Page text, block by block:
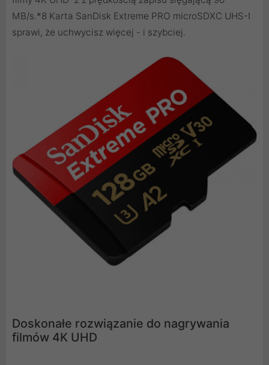
MB/s.*8 Karta SanDisk Extreme PRO microSDXC UHS-I
sprawi, że uchwycisz więcej - i szybciej.
Doskonałe rozwiązanie do nagrywania
filmów 4K UHD